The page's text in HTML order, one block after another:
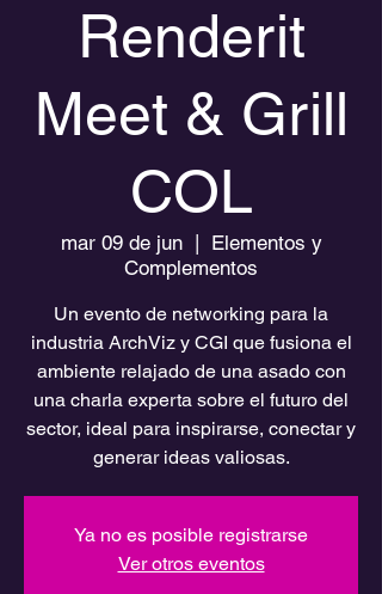
Renderit
Meet & Grill
COL
mar 09 de jun
  |
Elementos y
Complementos
Un evento de networking para la
industria ArchViz y CGI que fusiona el
ambiente relajado de una asado con
una charla experta sobre el futuro del
sector, ideal para inspirarse, conectar y
generar ideas valiosas.
Ya no es posible registrarse
Ver otros eventos